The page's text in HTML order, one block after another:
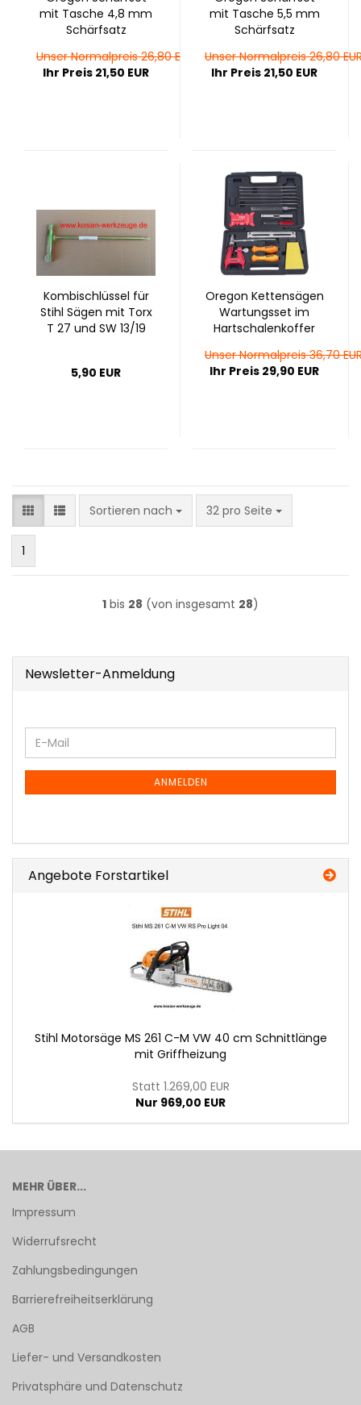
mit Ta­sche 4,8 mm
Schärf­satz
Unser Normalpreis 26,80 EUR
Ihr Preis 21,50 EUR
mit Ta­sche 5,5 mm
Schärf­satz
Unser Normalpreis 26,80
Ihr Preis 21,50 EUR
Kom­bischlüs­sel für
Stihl Sägen mit Torx
T 27 und SW 13/19
5,90 EUR
Ore­gon Ket­ten­sä­gen
War­tungs­set im
Hart­scha­len­kof­fer
Unser Normalpreis 36,70
Ihr Preis 29,90 EUR
Sortieren nach
Sortieren nach 32 pro Seite
pro Seite
1
1 bis 28 (von insgesamt 28)
Newsletter-Anmeldung
WEITER
ZUR
NEWSLETTER-
E-
Mail
ANMELDEN
Angebote Forstartikel
Stihl Mo­tor­sä­ge MS 261 C-M VW 40 cm Schnitt­län­ge
mit Griff­hei­zung
Statt 1.269,00 EUR
Nur 969,00 EUR
MEHR ÜBER...
Impressum
Widerrufsrecht
Zahlungsbedingungen
Barrierefreiheitserklärung
AGB
Liefer- und Versandkosten
Privatsphäre und Datenschutz